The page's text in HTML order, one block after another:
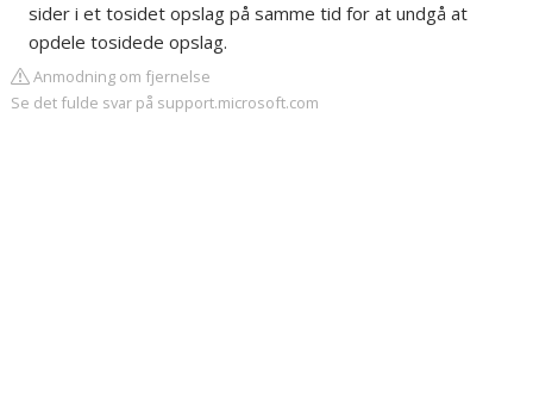
sider i et tosidet opslag på samme tid for at undgå at
opdele tosidede opslag.
Anmodning om fjernelse
Se det fulde svar på support.microsoft.com